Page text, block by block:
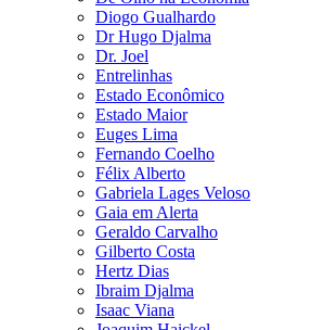
Diogo Gualhardo
Dr Hugo Djalma
Dr. Joel
Entrelinhas
Estado Econômico
Estado Maior
Euges Lima
Fernando Coelho
Félix Alberto
Gabriela Lages Veloso
Gaia em Alerta
Geraldo Carvalho
Gilberto Costa
Hertz Dias
Ibraim Djalma
Isaac Viana